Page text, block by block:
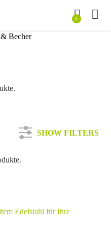
0
& Becher
SHOW FILTERS
Edelstahl für Ihre